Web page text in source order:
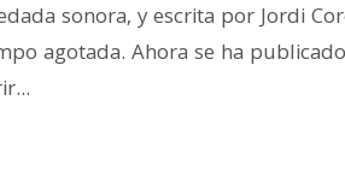
sonora, y escrita por Jordi
agotada. Ahora se ha